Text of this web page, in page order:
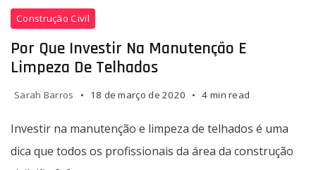
Investir
na
manutenção
e
limpeza
de
é
uma
Construção Civil
Por Que Investir Na Manutenção E
Limpeza De Telhados
Sarah Barros 18 de março de 2020 4 min read
Investir na manutenção e limpeza de telhados é uma
dica que todos os profissionais da área da construção